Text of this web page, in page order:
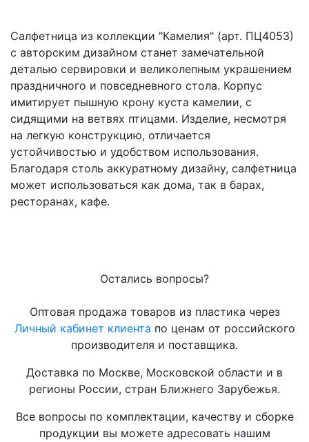
Салфетница из коллекции "Камелия" (арт. ПЦ4053)
с авторским дизайном станет замечательной
деталью сервировки и великолепным украшением
праздничного и повседневного стола. Корпус
имитирует пышную крону куста камелии, с
сидящими на ветвях птицами. Изделие, несмотря
на легкую конструкцию, отличается
устойчивостью и удобством использования.
Благодаря столь аккуратному дизайну, салфетница
может использоваться как дома, так в барах,
ресторанах, кафе.
Остались вопросы?
Оптовая продажа товаров из пластика через
Личный кабинет клиента по ценам от российского
производителя и поставщика.
Доставка по Москве, Московской области и в
регионы России, стран Ближнего Зарубежья.
Все вопросы по комплектации, качеству и сборке
продукции вы можете адресовать нашим